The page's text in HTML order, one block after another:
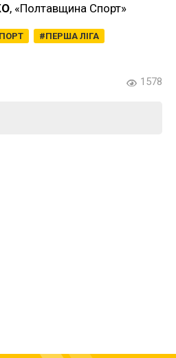
, «Полтавщина Спорт»
ПЕРША ЛІГА
1578